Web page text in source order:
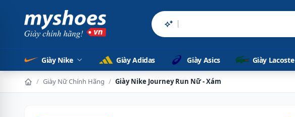
Sản phẩm chí
Giày Nike Giày Adidas Giày Asics Giày Lacoste
/ Giày Nữ Chính Hãng / Giày Nike Journey Run Nữ - Xám